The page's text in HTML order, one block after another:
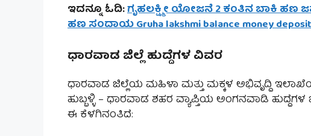
ಇದನ್ನೂ ಓದಿ:ಗೃಹಲಕ್ಷ್ಮೀ ಯೋಜನೆ 2 ಕಂತಿನ ಬಾಕಿ ಹಣ
ಹಣ ಸಂದಾಯ Gruha lakshmi balance money deposit
ಧಾರವಾಡ ಜಿಲ್ಲೆ ಹುದ್ದೆಗಳ ವಿವರ
ಧಾರವಾಡ ಜಿಲ್ಲೆಯ ಮಹಿಳಾ ಮತ್ತು ಮಕ್ಕಳ ಅಭಿವೃದ್ದಿ
ಹುಬ್ಬಳ್ಳಿ – ಧಾರವಾಡ ಶಹರ ವ್ಯಾಪ್ತಿಯ ಅಂಗನವಾಡಿ
ಈ ಕೆಳಗಿನಂತಿದೆ: